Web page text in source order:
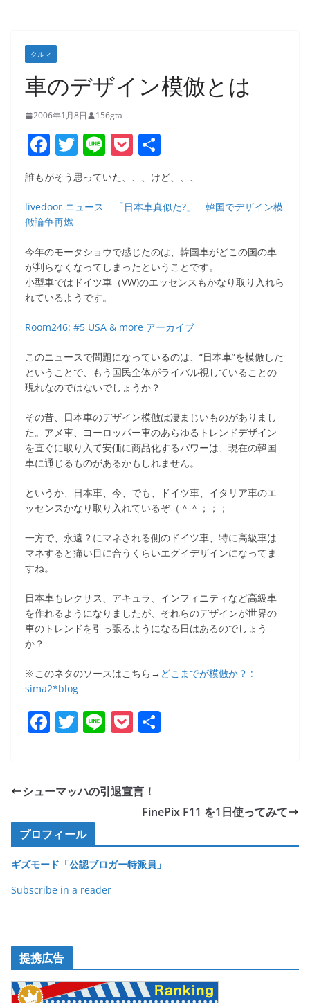
クルマ
車のデザイン模倣とは
2006年1月8日 156gta
F
a
c
e
b
o
o
k
T
w
itt
er
Li
n
e
P
ck
et
有
誰もがそう思っていた、、、けど、、、
livedoor ニュース – 「日本車真似た?」 韓国でデザイン模
倣論争再燃
今年のモータショウで感じたのは、韓国車がどこの国の車
が判らなくなってしまったということです。
小型車ではドイツ車（VW)のエッセンスもかなり取り入れら
れているようです。
Room246: #5 USA & more アーカイブ
このニュースで問題になっているのは、“日本車”を模倣した
ということで、もう国民全体がライバル視していることの
現れなのではないでしょうか？
その昔、日本車のデザイン模倣は凄まじいものがありまし
た。アメ車、ヨーロッパー車のあらゆるトレンドデザイン
を直ぐに取り入て安価に商品化するパワーは、現在の韓国
車に通じるものがあるかもしれません。
というか、日本車、今、でも、ドイツ車、イタリア車のエ
ッセンスかなり取り入れているぞ（＾＾；；；
一方で、永遠？にマネされる側のドイツ車、特に高級車は
マネすると痛い目に合うくらいエグイデザインになってま
すね。
日本車もレクサス、アキュラ、インフィニティなど高級車
を作れるようになりましたが、それらのデザインが世界の
車のトレンドを引っ張るようになる日はあるのでしょう
か？
※このネタのソースはこちら→ どこまでが模倣か？ :
sima2*blog
F
e
o
o
k
T
er
Li P
et
シューマッハの引退宣言！
FinePix F11 を1日使ってみて
プロフィール
ギズモード「公認ブロガー特派員」
Subscribe in a reader
提携広告